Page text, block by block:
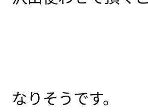
なりそうです。